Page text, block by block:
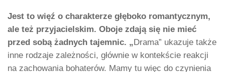
Jest to więź o charakterze głęboko romantycznym,
ale też przyjacielskim. Oboje zdają się nie mieć
przed sobą żadnych tajemnic. „Drama” ukazuje także
inne rodzaje zależności, głównie w kontekście reakcji
na zachowania bohaterów. Mamy tu więc do czynienia